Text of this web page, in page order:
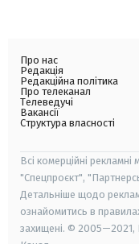
Про нас
Редакція
Редакційна політика
Про телеканал
Телеведучі
Вакансії
Структура власності
Всі комерційні
"Спецпроєкт",
Детальніше щодо
ознайомитись в
захищені. © 2005—2021,